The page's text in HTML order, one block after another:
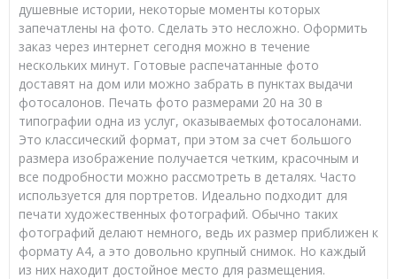
душевные истории, некоторые моменты которых
запечатлены на фото. Сделать это несложно. Оформить
заказ через интернет сегодня можно в течение
нескольких минут. Готовые распечатанные фото
доставят на дом или можно забрать в пунктах выдачи
фотосалонов. Печать фото размерами 20 на 30 в
типографии одна из услуг, оказываемых фотосалонами.
Это классический формат, при этом за счет большого
размера изображение получается четким, красочным и
все подробности можно рассмотреть в деталях. Часто
используется для портретов. Идеально подходит для
печати художественных фотографий. Обычно таких
фотографий делают немного, ведь их размер приближен к
формату А4, а это довольно крупный снимок. Но каждый
из них находит достойное место для размещения.